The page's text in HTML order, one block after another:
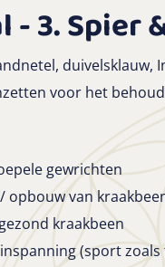
- 3. Spier
duivelsklauw,
voor het
gewrichten
opbouw van
kraakbeen
(sport